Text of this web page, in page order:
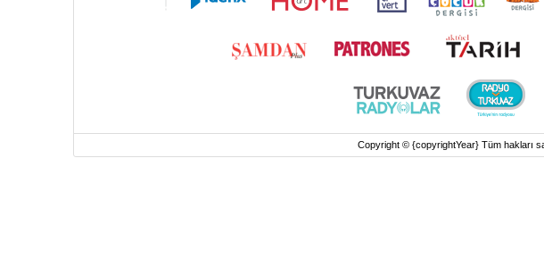
Copyright © {copyrightYear} Tüm hakları